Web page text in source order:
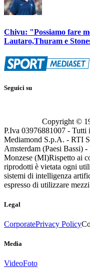
Chivu: "Possiamo fare
Lautaro,Thuram e
Seguici su
Copyright ©
P.Iva 03976881007 -
Mediamond S.p.A. - RTI
Amsterdam (Paesi Bassi)
Monzese (MI)Rispetto ai
riprodotti è vietata ogni
sistemi di intelligenza
espresso di utilizzare
Legal
CorporatePrivacy Policy
Media
VideoFoto